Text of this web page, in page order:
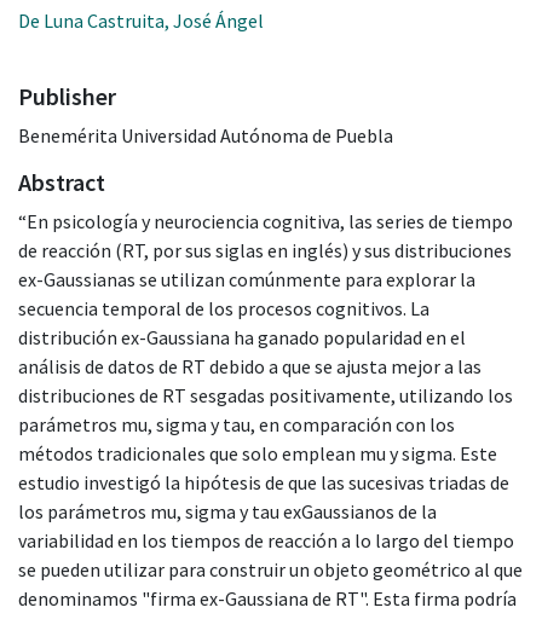
De Luna Castruita, José Ángel
Publisher
Benemérita Universidad Autónoma de Puebla
Abstract
“En psicología y neurociencia cognitiva, las series de tiempo
de reacción (RT, por sus siglas en inglés) y sus distribuciones
ex-Gaussianas se utilizan comúnmente para explorar la
secuencia temporal de los procesos cognitivos. La
distribución ex-Gaussiana ha ganado popularidad en el
análisis de datos de RT debido a que se ajusta mejor a las
distribuciones de RT sesgadas positivamente, utilizando los
parámetros mu, sigma y tau, en comparación con los
métodos tradicionales que solo emplean mu y sigma. Este
estudio investigó la hipótesis de que las sucesivas triadas de
los parámetros mu, sigma y tau exGaussianos de la
variabilidad en los tiempos de reacción a lo largo del tiempo
se pueden utilizar para construir un objeto geométrico al que
denominamos "firma ex-Gaussiana de RT". Esta firma podría